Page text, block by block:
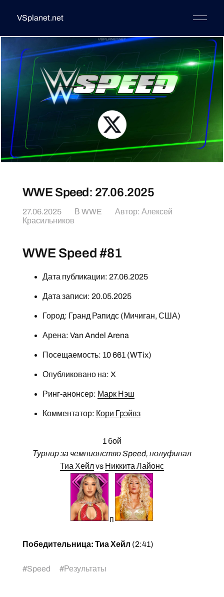
VSplanet.net
WWE Speed: 27.06.2025
27.06.2025 В WWE Автор: Алексей
Красильников
WWE Speed #81
Дата публикации: 27.06.2025
Дата записи: 20.05.2025
Город: Гранд Рапидс (Мичиган, США)
Арена: Van Andel Arena
Посещаемость: 10 661 (WTix)
Опубликовано на: X
Ринг-анонсер: Марк Нэш
Комментатор: Кори Грэйвз
1 бой
Турнир за чемпионство Speed, полуфинал
Тиа Хейлvs Никкита Лайонс
п
Победительница: Тиа Хейл (2:41)
#Speed #Результаты